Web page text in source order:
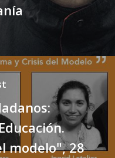
modelo", 28